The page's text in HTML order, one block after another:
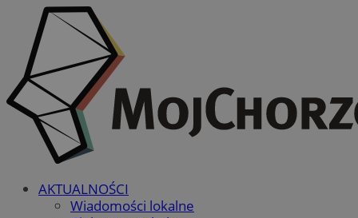
AKTUALNOŚCI
Wiadomości lokalne